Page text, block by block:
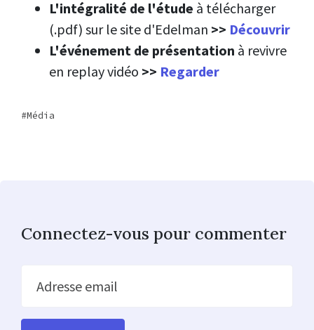
L'intégralité de l'étude à télécharger
(.pdf) sur le site d'Edelman >> Découvrir
L'événement de présentation à revivre
en replay vidéo >> Regarder
Média
Connectez-vous pour commenter
Adresse email